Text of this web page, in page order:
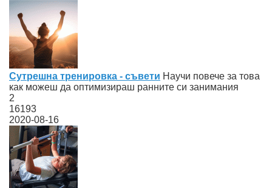
Сутрешна тренировка - съвети Научи повече за това
как можеш да оптимизираш ранните си занимания
2
16193
2020-08-16